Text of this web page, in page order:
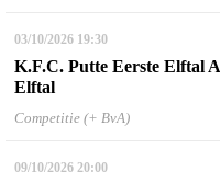
03/10/2026 19:30
K.F.C. Putte Eerste Elftal
Elftal
Competitie (+ BvA)
09/10/2026 20:00